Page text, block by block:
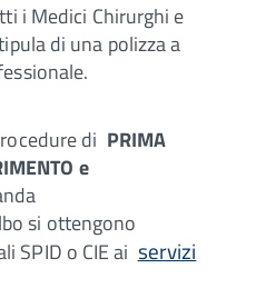
i Medici Chirurghi e
di una polizza a
di PRIMA
e
si ottengono
SPID o CIE ai servizi